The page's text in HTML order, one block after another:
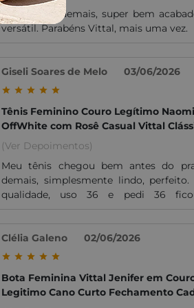
Cinto lindo demais, super bem
versátil. Parabéns Vittal, mais uma vez.
Giseli Soares de Melo 03/06/2026
Tênis Feminino Couro Legítimo Naomi
OffWhite com Rosê Casual Vittal
(Ver Depoimentos)
Meu tênis chegou bem antes do
demais, simplesmente lindo, perfeito.
qualidade, uso 36 e pedi 36
Clélia Galeno 02/06/2026
Bota Feminina Vittal Jenifer em
Legitimo Cano Curto Fechamento